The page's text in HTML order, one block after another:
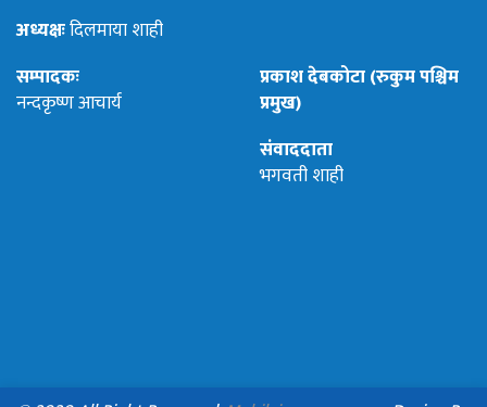
अध्यक्षःदिलमाया शाही
सम्पादकः
नन्दकृष्ण आचार्य
प्रकाश देबकोटा (रुकुम पश्चिम
प्रमुख)
संवाददाता
भगवती शाही